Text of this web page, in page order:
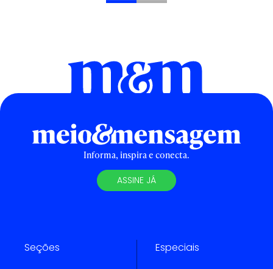
Informa, inspira e conecta.
ASSINE JÁ
Seções Especiais